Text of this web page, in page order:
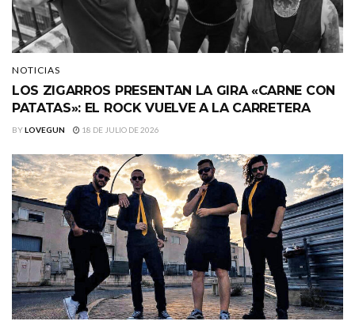
NOTICIAS
LOS ZIGARROS PRESENTAN LA GIRA «CARNE CON
PATATAS»: EL ROCK VUELVE A LA CARRETERA
BYLOVEGUN 18 DE JULIO DE 2026